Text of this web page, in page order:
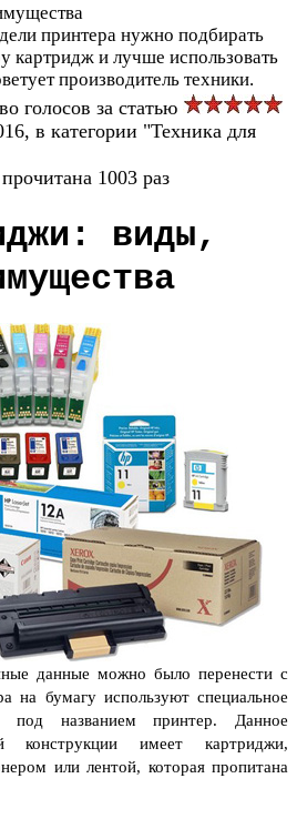
принтера нужно подбирать
картридж и лучше использовать
производитель техники.
голосов за статью
в категории "Техника для
прочитана 1003 раз
виды,
данные можно было перенести с
на бумагу используют специальное
под названием принтер. Данное
конструкции имеет картриджи,
или лентой, которая пропитана